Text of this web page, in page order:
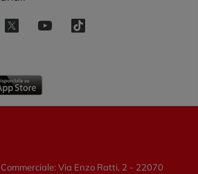
Via Enzo Ratti, 2 - 22070